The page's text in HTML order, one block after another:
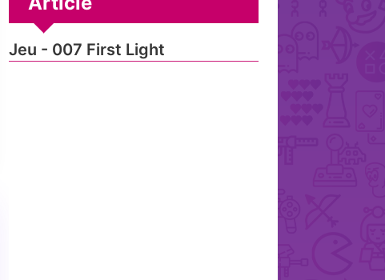
Jeu - 007 First Light